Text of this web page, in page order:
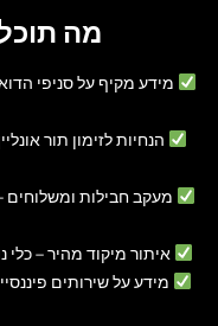
מה
מידע מקיף על סניפי
הנחיות לזימון תור
מעקב חבילות ומשלוחים
איתור מיקוד מהיר– כלי
מידע על שירותים